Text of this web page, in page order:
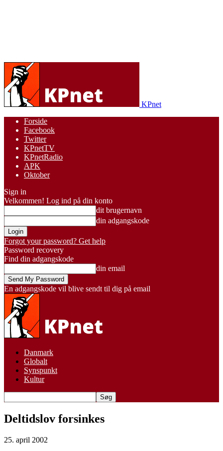
KPnet
Forside
Facebook
Twitter
KPnetTV
KPnetRadio
APK
Oktober
Sign in
Velkommen! Log ind på din konto
dit brugernavn
din adgangskode
Forgot your password? Get help
Password recovery
Find din adgangskode
din email
En adgangskode vil blive sendt til dig på email
Danmark
Globalt
Synspunkt
Kultur
Deltidslov forsinkes
25. april 2002